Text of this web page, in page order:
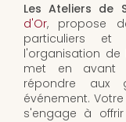
Les Ateliers de
d'Or, propose
particuliers et
l'organisation de
met en avant
répondre aux
événement. Votre
s'engage à